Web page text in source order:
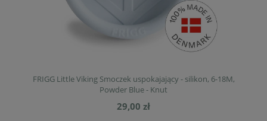
FRIGG Little Viking Smoczek uspokajający - silikon, 6-18M,
Powder Blue - Knut
29,00 zł